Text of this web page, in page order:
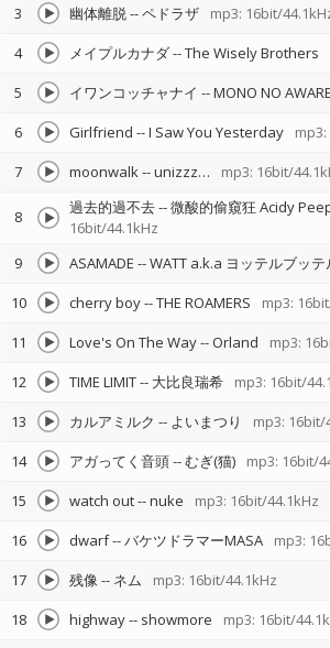
3
幽体離脱--ペドラザ mp3: 16bit/
4
メイプルカナダ--The Wisely Brothers
5
イワンコッチャナイ --MONO NO AWARE
6
Girlfriend --I Saw You Yesterday
7
moonwalk--unizzz… mp3: 16bit/
8 過去的過不去--微酸的偷窺狂 Acidy
16bit/44.1kHz
9 ASAMADE --WATT a.k.a ヨッテルブッテ
10
cherry boy--THE ROAMERS mp3:
11
Love's On The Way--Orland mp3:
12
TIME LIMIT-- 大比良瑞希 mp3: 16bit/
13
カルアミルク -- よいまつり mp3: 16bit/
14
アガってく音頭--むぎ(猫) mp3: 16bit/
15
watch out--nuke mp3: 16bit/44.1kHz
16
dwarf--バケツドラマーMASA mp3:
17
残像-- ネム mp3: 16bit/44.1kHz
18
highway-- showmore mp3: 16bit/